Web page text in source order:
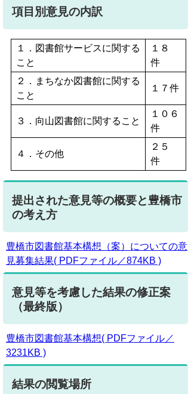
項目別意見の内訳
１．図書館サービスに関する
こと
１８
件
２．まちなか図書館に関する
こと
１７件
３．向山図書館に関すること
１０６
件
４．その他
２５
件
提出された意見等の概要と豊橋市
の考え方
豊橋市図書館基本構想（案）についての意
見募集結果( PDFファイル／874KB )
意見等を考慮した結果の修正案
（最終版）
豊橋市図書館基本構想( PDFファイル／
3231KB )
結果の閲覧場所